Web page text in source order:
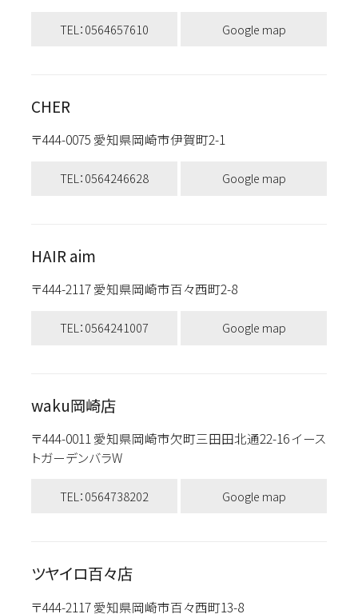
TEL：0564657610 Google map
CHER
〒444-0075 愛知県岡崎市伊賀町2-1
TEL：0564246628 Google map
HAIR aim
〒444-2117 愛知県岡崎市百々西町2-8
TEL：0564241007 Google map
waku岡崎店
〒444-0011 愛知県岡崎市欠町三田田北通22-16 イース
トガーデンバラW
TEL：0564738202 Google map
ツヤイロ百々店
〒444-2117 愛知県岡崎市百々西町13-8